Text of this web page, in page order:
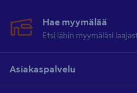
Hae myymälää
Etsi lähin myymäläsi
Asiakaspalvelu